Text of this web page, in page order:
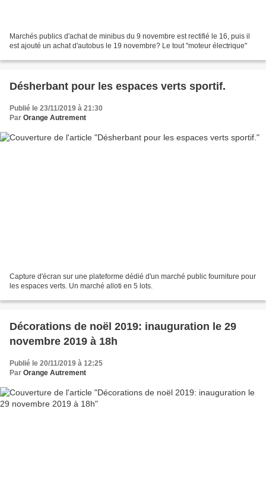
Marchés publics d'achat de minibus du 9 novembre est rectifié le 16, puis il
est ajouté un achat d'autobus le 19 novembre? Le tout "moteur électrique"
Désherbant pour les espaces verts sportif.
Publié le 23/11/2019 à 21:30
Par Orange Autrement
Capture d'écran sur une plateforme dédié d'un marché public fourniture pour
les espaces verts. Un marché alloti en 5 lots.
Décorations de noël 2019: inauguration le 29
novembre 2019 à 18h
Publié le 20/11/2019 à 12:25
Par Orange Autrement